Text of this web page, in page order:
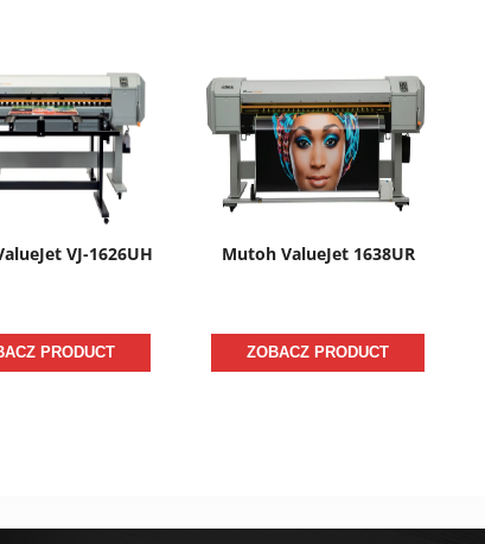
VJ-1626UH
PRODUCT
Mutoh ValueJet 1638UR
ZOBACZ PRODUCT